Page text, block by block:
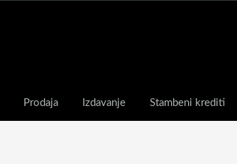
Prodaja Izdavanje Stambeni krediti